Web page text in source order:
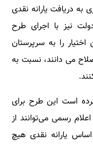
به دریافت یارانه نقدی
نیز با اجرای طرح
اختیار را به سرپرستان
می دانند،‌ نسبت به
کرده است این طرح برای
رسمی می‌توانند از
یارانه نقدی هیچ